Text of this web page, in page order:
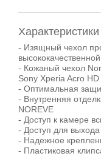
Характеристики
- Изящный чехол
- Кожаный чехол
Sony Xperia Acro HD
- Оптимальная
- Внутренняя
NOREVE
- Доступ к камере
- Доступ для выхода
- Надежное
- Пластиковая